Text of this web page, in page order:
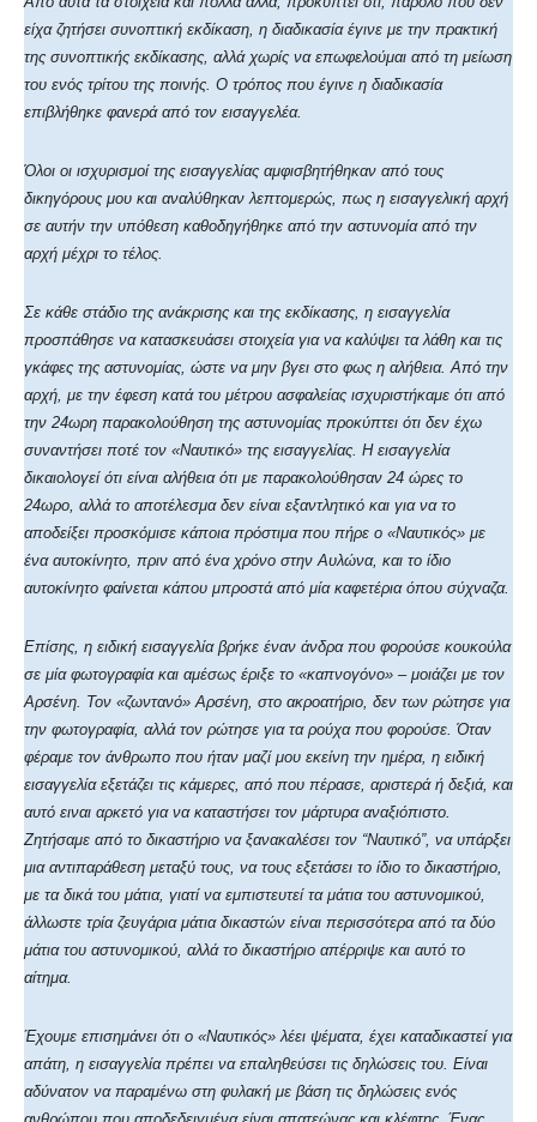
είχα ζητήσει συνοπτική εκδίκαση, η διαδικασία έγινε με την πρακτική
της συνοπτικής εκδίκασης, αλλά χωρίς να επωφελούμαι από τη μείωση
του ενός τρίτου της ποινής. Ο τρόπος που έγινε η διαδικασία
επιβλήθηκε φανερά από τον εισαγγελέα.
Όλοι οι ισχυρισμοί της εισαγγελίας αμφισβητήθηκαν από τους
δικηγόρους μου και αναλύθηκαν λεπτομερώς, πως η εισαγγελική αρχή
σε αυτήν την υπόθεση καθοδηγήθηκε από την αστυνομία από την
αρχή μέχρι το τέλος.
Σε κάθε στάδιο της ανάκρισης και της εκδίκασης, η εισαγγελία
προσπάθησε να κατασκευάσει στοιχεία για να καλύψει τα λάθη και τις
γκάφες της αστυνομίας, ώστε να μην βγει στο φως η αλήθεια. Από την
αρχή, με την έφεση κατά του μέτρου ασφαλείας ισχυριστήκαμε ότι από
την 24ωρη παρακολούθηση της αστυνομίας προκύπτει ότι δεν έχω
συναντήσει ποτέ τον «Ναυτικό» της εισαγγελίας. Η εισαγγελία
δικαιολογεί ότι είναι αλήθεια ότι με παρακολούθησαν 24 ώρες το
24ωρο, αλλά το αποτέλεσμα δεν είναι εξαντλητικό και για να το
αποδείξει προσκόμισε κάποια πρόστιμα που πήρε ο «Ναυτικός» με
ένα αυτοκίνητο, πριν από ένα χρόνο στην Αυλώνα, και το ίδιο
αυτοκίνητο φαίνεται κάπου μπροστά από μία καφετέρια όπου σύχναζα.
Επίσης, η ειδική εισαγγελία βρήκε έναν άνδρα που φορούσε κουκούλα
σε μία φωτογραφία και αμέσως έριξε το «καπνογόνο» – μοιάζει με τον
Αρσένη. Τον «ζωντανό» Αρσένη, στο ακροατήριο, δεν των ρώτησε για
την φωτογραφία, αλλά τον ρώτησε για τα ρούχα που φορούσε. Όταν
φέραμε τον άνθρωπο που ήταν μαζί μου εκείνη την ημέρα, η ειδική
εισαγγελία εξετάζει τις κάμερες, από που πέρασε, αριστερά ή δεξιά, και
αυτό ειναι αρκετό για να καταστήσει τον μάρτυρα αναξιόπιστο.
Ζητήσαμε από το δικαστήριο να ξανακαλέσει τον “Ναυτικό”, να υπάρξει
μια αντιπαράθεση μεταξύ τους, να τους εξετάσει το ίδιο το δικαστήριο,
με τα δικά του μάτια, γιατί να εμπιστευτεί τα μάτια του αστυνομικού,
άλλωστε τρία ζευγάρια μάτια δικαστών είναι περισσότερα από τα δύο
μάτια του αστυνομικού, αλλά το δικαστήριο απέρριψε και αυτό το
αίτημα.
Έχουμε επισημάνει ότι ο «Ναυτικός» λέει ψέματα, έχει καταδικαστεί για
απάτη, η εισαγγελία πρέπει να επαληθεύσει τις δηλώσεις του. Είναι
αδύνατον να παραμένω στη φυλακή με βάση τις δηλώσεις ενός